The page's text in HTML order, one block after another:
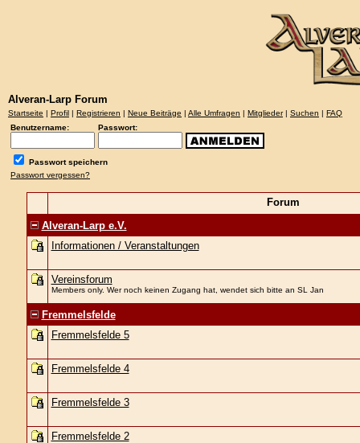
Alveran-Larp Forum
Startseite | Profil | Registrieren | Neue Beiträge | Alle Umfragen | Mitglieder| Suchen | FAQ
Benutzername:
Passwort:
Passwort speichern
Passwort vergessen?
Forum
Alveran-Larp e.V.
Informationen / Veranstaltungen
Vereinsforum
Members only. Wer noch keinen Zugang hat, wendet sich bitte an SL Jan
Fremmelsfelde
Fremmelsfelde 5
Fremmelsfelde 4
Fremmelsfelde 3
Fremmelsfelde 2